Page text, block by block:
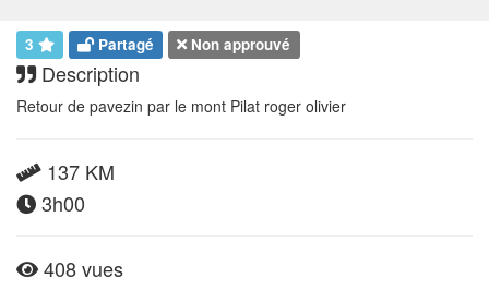
3 Partagé Non approuvé
Description
Retour de pavezin par le mont Pilat roger olivier
137 KM
3h00
408 vues